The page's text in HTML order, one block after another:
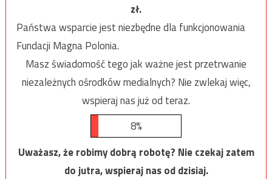
zł.
Państwa wsparcie jest niezbędne dla funkcjonowania
Fundacji Magna Polonia.
Masz świadomość tego jak ważne jest przetrwanie
niezależnych ośrodków medialnych? Nie zwlekaj więc,
wspieraj nas już od teraz.
8%
Uważasz, że robimy dobrą robotę? Nie czekaj zatem
do jutra, wspieraj nas od dzisiaj.